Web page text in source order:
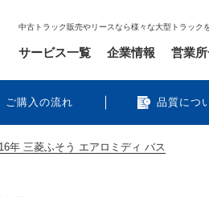
中古トラック販売やリースなら様々な大型トラック
ご購入の流れ 品質につ
サービス一覧 企業情報 営業
年 三菱ふそう エアロミディ バス